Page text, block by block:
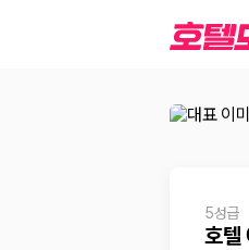
호텔 에클라 베이
5성급
호텔